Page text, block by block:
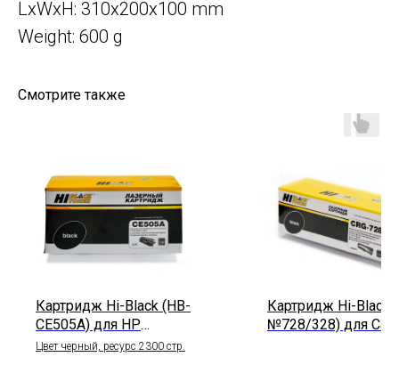
LxWxH: 310x200x100 mm
Weight: 600 g
Смотрите также
Картридж Hi-Black (HB-
CE505A) для HP
LaserJet
Цвет черный, ресурс 2300 стр.
Картридж Hi-Black
№728/328) для